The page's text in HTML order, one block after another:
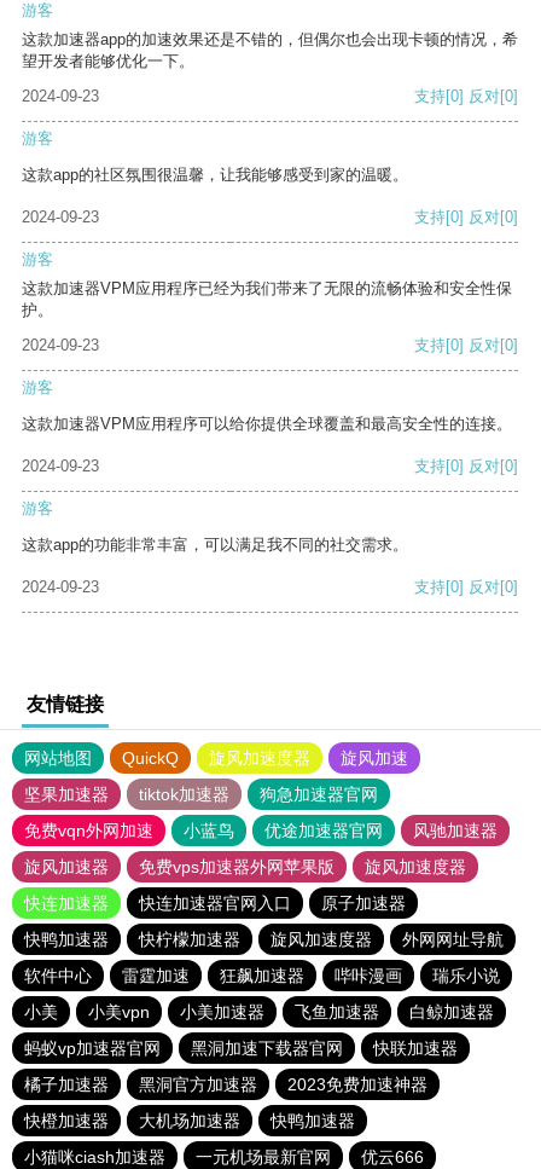
游客
这款加速器app的加速效果还是不错的，但偶尔也会出现卡顿的情况，希
望开发者能够优化一下。
2024-09-23
支持[0] 反对[0]
游客
这款app的社区氛围很温馨，让我能够感受到家的温暖。
2024-09-23 支持[0] 反对[0]
游客
这款加速器VPM应用程序已经为我们带来了无限的流畅体验和安全性保
护。
2024-09-23
支持[0] 反对[0]
游客
这款加速器VPM应用程序可以给你提供全球覆盖和最高安全性的连接。
2024-09-23 支持[0] 反对[0]
游客
这款app的功能非常丰富，可以满足我不同的社交需求。
2024-09-23 支持[0] 反对[0]
友情链接
网站地图 QuickQ 旋风加速度器
旋风加速
坚果加速器
tiktok加速器
狗急加速器官网
免费vqn外网加速
小蓝鸟 优途加速器官网
风驰加速器
旋风加速器
免费vps加速器外网苹果版
旋风加速度器
快连加速器
快连加速器官网入口
原子加速器
快鸭加速器
快柠檬加速器 旋风加速度器
外网网址导航
软件中心
雷霆加速 狂飙加速器 哔咔漫画
瑞乐小说
小美
小美vpn 小美加速器 飞鱼加速器
白鲸加速器
蚂蚁vp加速器官网
黑洞加速下载器官网
快联加速器
橘子加速器
黑洞官方加速器
2023免费加速神器
快橙加速器
大机场加速器
快鸭加速器
小猫咪ciash加速器
一元机场最新官网 优云666